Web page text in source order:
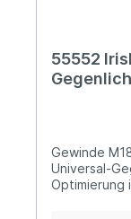
55552
Gewinde
Universal-
Optimierung